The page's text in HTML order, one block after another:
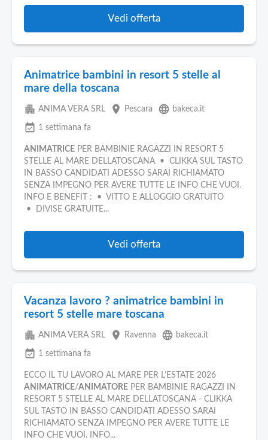
Vedi offerta
Animatrice bambini in resort 5 stelle al
mare della toscana
apartment ANIMA VERA SRL place Pescara language bakeca.it
event_available 1 settimana fa
ANIMATRICE PER BAMBINIE RAGAZZI IN RESORT 5
STELLE AL MARE DELLATOSCANA • CLIKKA SUL TASTO
IN BASSO CANDIDATI ADESSO SARAI RICHIAMATO
SENZA IMPEGNO PER AVERE TUTTE LE INFO CHE VUOI.
INFO E BENEFIT : • VITTO E ALLOGGIO GRATUITO
• DIVISE GRATUITE...
Vedi offerta
Vacanza lavoro ? animatrice bambini in
resort 5 stelle mare toscana
apartment ANIMA VERA SRL place Ravenna language bakeca.it
event_available 1 settimana fa
ECCO IL TU LAVORO AL MARE PER L’ESTATE 2026
ANIMATRICE/ANIMATORE PER BAMBINIE RAGAZZI IN
RESORT 5 STELLE AL MARE DELLATOSCANA - CLIKKA
SUL TASTO IN BASSO CANDIDATI ADESSO SARAI
RICHIAMATO SENZA IMPEGNO PER AVERE TUTTE LE
INFO CHE VUOI. INFO...